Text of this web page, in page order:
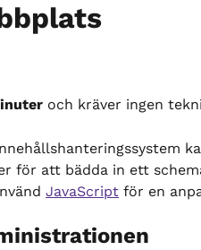
och kräver ingen
för att bädda in ett
JavaScript för en